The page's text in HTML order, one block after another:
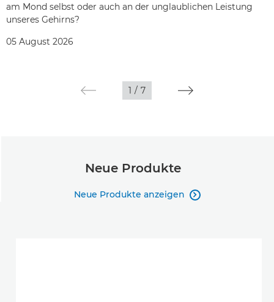
am Mond selbst oder auch an der unglaublichen Leistung
unseres Gehirns?
05 August 2026
1 / 7
Neue Produkte
Neue Produkte anzeigen 